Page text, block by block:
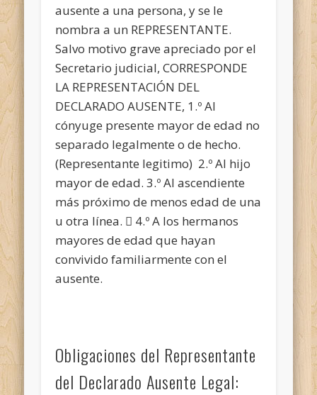
ausente a una persona, y se le
nombra a un REPRESENTANTE.
Salvo motivo grave apreciado por el
Secretario judicial, CORRESPONDE
LA REPRESENTACIÓN DEL
DECLARADO AUSENTE, 1.º Al
cónyuge presente mayor de edad no
separado legalmente o de hecho.
(Representante legitimo) 2.º Al hijo
mayor de edad. 3.º Al ascendiente
más próximo de menos edad de una
u otra línea.  4.º A los hermanos
mayores de edad que hayan
convivido familiarmente con el
ausente.
Obligaciones del Representante
del Declarado Ausente Legal: